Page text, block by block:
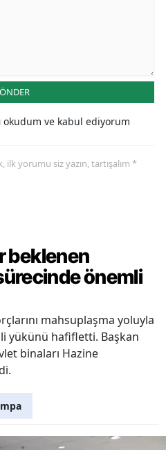
okudum ve kabul ediyorum
yorumu siz yazın, tartışalım *
beklenen
önemli
mahsuplaşma yoluyla
yükünü hafifletti. Başkan
binaları Hazine